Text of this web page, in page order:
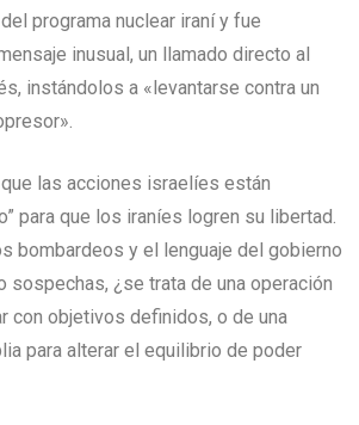
programa nuclear iraní y fue
inusual, un llamado directo al
instándolos a «levantarse contra un
las acciones israelíes están
para que los iraníes logren su libertad.
bombardeos y el lenguaje del gobierno
sospechas, ¿se trata de una operación
con objetivos definidos, o de una
para alterar el equilibrio de poder